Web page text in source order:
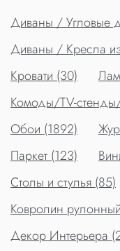
Диваны / Угловые
Диваны / Кресла
Кровати (30)
Комоды/TV-
Обои (1892)
Паркет (123)
Столы и стулья (85)
Ковролин
Декор Интерьера